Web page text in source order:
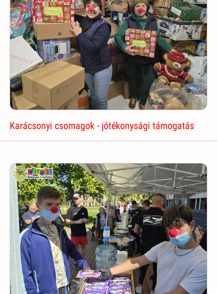
Karácsonyi csomagok - jótékonysági támogatás